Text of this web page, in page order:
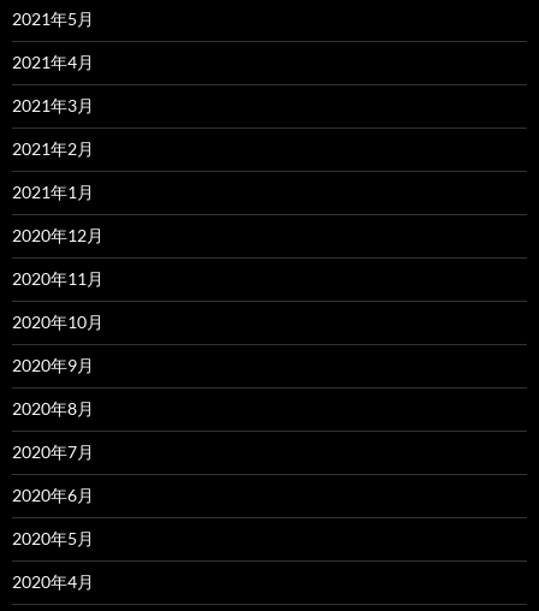
2021年5月
2021年4月
2021年3月
2021年2月
2021年1月
2020年12月
2020年11月
2020年10月
2020年9月
2020年8月
2020年7月
2020年6月
2020年5月
2020年4月